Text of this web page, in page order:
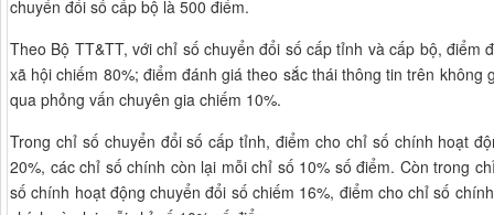
chuyển đổi số cấp bộ là 500 điểm.
Theo Bộ TT&TT, với chỉ số chuyển đổi số cấp tỉnh và cấp bộ, điểm
xã hội chiếm 80%; điểm đánh giá theo sắc thái thông tin trên không
qua phỏng vấn chuyên gia chiếm 10%.
Trong chỉ số chuyển đổi số cấp tỉnh, điểm cho chỉ số chính hoạt
20%, các chỉ số chính còn lại mỗi chỉ số 10% số điểm. Còn trong
số chính hoạt động chuyển đổi số chiếm 16%, điểm cho chỉ số